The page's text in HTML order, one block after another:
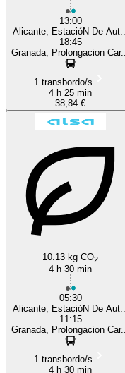
13:00
Alicante, EstacióN De Aut...
18:45
Granada, Prolongacion Car...
1 transbordo/s
4 h 25 min
38,84 €
10.13 kg CO2
4 h 30 min
05:30
Alicante, EstacióN De Aut...
11:15
Granada, Prolongacion Car...
1 transbordo/s
4 h 30 min